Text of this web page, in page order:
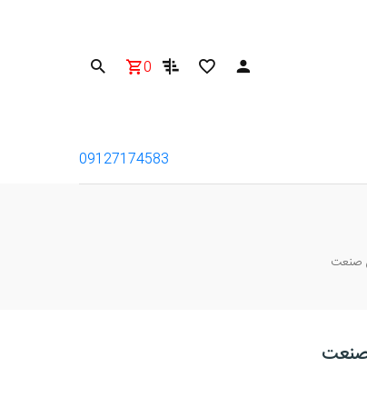
0
09127174583